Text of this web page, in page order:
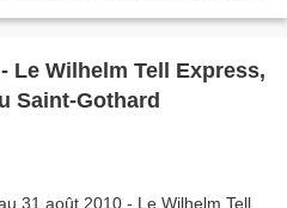
Le Wilhelm Tell Express,
Saint-Gothard